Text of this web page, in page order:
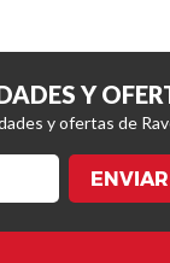
Y
y ofertas de
ENVIAR